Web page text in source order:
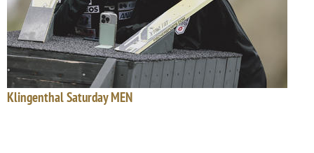
Klingenthal Saturday MEN